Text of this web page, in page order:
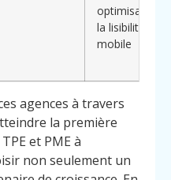
optimisation
la lisibilité
mobile
agences à travers
la première
et PME à
non seulement un